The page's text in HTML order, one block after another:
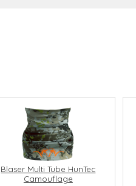
Blaser Multi Tube HunTec
Camouflage